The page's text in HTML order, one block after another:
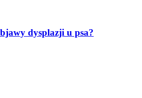
dysplazji u psa?